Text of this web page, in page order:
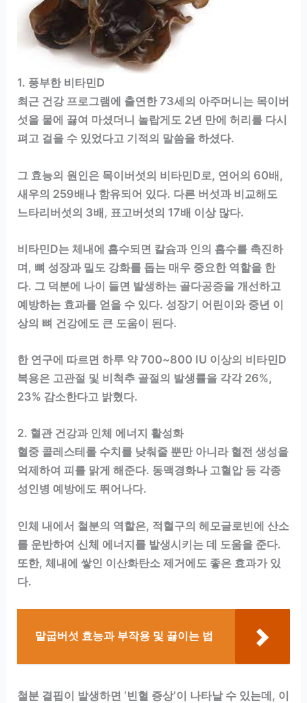
1. 풍부한 비타민D
최근 건강 프로그램에 출연한 73세의 아주머니는 목이버
섯을 물에 끓여 마셨더니 놀랍게도 2년 만에 허리를 다시
펴고 걸을 수 있었다고 기적의 말씀을 하셨다.
그 효능의 원인은 목이버섯의 비타민D로, 연어의 60배,
새우의 259배나 함유되어 있다. 다른 버섯과 비교해도
느타리버섯의 3배, 표고버섯의 17배 이상 많다.
비타민D는 체내에 흡수되면 칼슘과 인의 흡수를 촉진하
며, 뼈 성장과 밀도 강화를 돕는 매우 중요한 역할을 한
다. 그 덕분에 나이 들면 발생하는 골다공증을 개선하고
예방하는 효과를 얻을 수 있다. 성장기 어린이와 중년 이
상의 뼈 건강에도 큰 도움이 된다.
한 연구에 따르면 하루 약 700~800 IU 이상의 비타민D
복용은 고관절 및 비척추 골절의 발생률을 각각 26%,
23% 감소한다고 밝혔다.
2. 혈관 건강과 인체 에너지 활성화
혈중 콜레스테롤 수치를 낮춰줄 뿐만 아니라 혈전 생성을
억제하여 피를 맑게 해준다. 동맥경화나 고혈압 등 각종
성인병 예방에도 뛰어나다.
인체 내에서 철분의 역할은, 적혈구의 헤모글로빈에 산소
를 운반하여 신체 에너지를 발생시키는 데 도움을 준다.
또한, 체내에 쌓인 이산화탄소 제거에도 좋은 효과가 있
다.
말굽버섯 효능과 부작용 및 끓이는 법
철분 결핍이 발생하면 ‘빈혈 증상’이 나타날 수 있는데, 이